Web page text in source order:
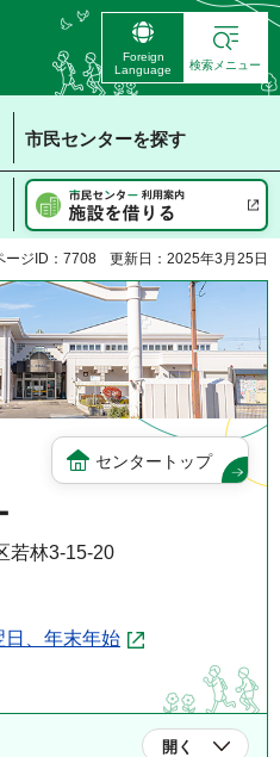
Foreign
Language
検索メニュー
市民センターを探す
ージID：7708 更新日：2025年3月25日
センタートップ
若林3-15-20
日、年末年始
開く